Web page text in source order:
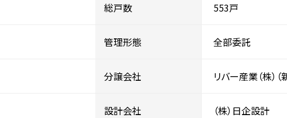
総戸数 553戸
管理形態 全部委託
分譲会社 リバー産業（株）
設計会社 （株）日企設計